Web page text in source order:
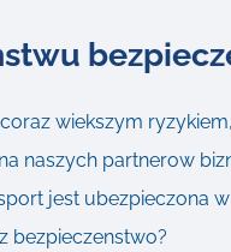
wiekszym
naszych partnerow
jest ubezpieczona
bezpieczenstwo?